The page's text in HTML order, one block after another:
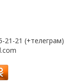
21-21 (+телеграм)